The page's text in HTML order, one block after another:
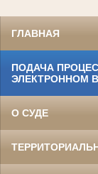
ГЛАВНАЯ
ПОДАЧА
ЭЛЕКТРОННОМ
О СУДЕ